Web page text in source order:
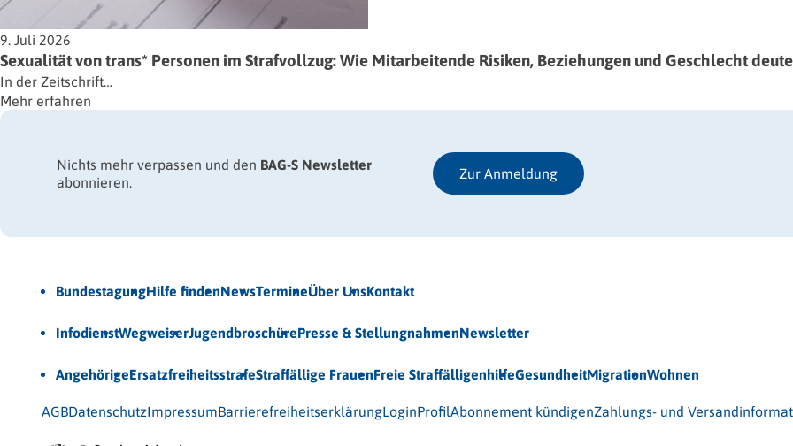
9. Juli 2026
Sexualität von trans* Personen im Strafvollzug: Wie Mitarbeitende Risiken, Beziehungen und Geschlecht
In der Zeitschrift…
Mehr erfahren
Nichts mehr verpassen und den BAG-S Newsletter
abonnieren.
Zur Anmeldung
BundestagungHilfe findenNewsTermineÜber UnsKontakt
InfodienstWegweiserJugendbroschürePresse & StellungnahmenNewsletter
AngehörigeErsatzfreiheitsstrafeStraffällige FrauenFreie StraffälligenhilfeGesundheitMigrationWohnen
AGBDatenschutzImpressumBarrierefreiheitserklärungLoginProfilAbonnement kündigenZahlungs- und